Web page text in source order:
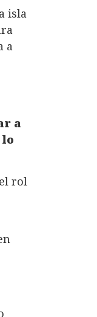
isla
a
a
lo
rol